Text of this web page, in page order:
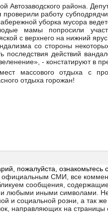
района.
проверили работу
уборка мусора
мамы попросили
с верхнего на нижний
со стороны
действий
- констатируют в
массового отдыха с
отдыха горожан!